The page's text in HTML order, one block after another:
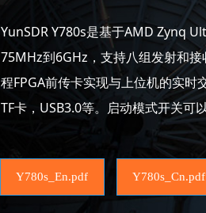
YunSDR Y780s是基于AMD Zynq
75MHz到6GHz，支持八组发射和
程FPGA前传卡实现与上位机的实
TF卡，USB3.0等。启动模式开关可
Y780s_En.pdf Y780s_Cn.pdf